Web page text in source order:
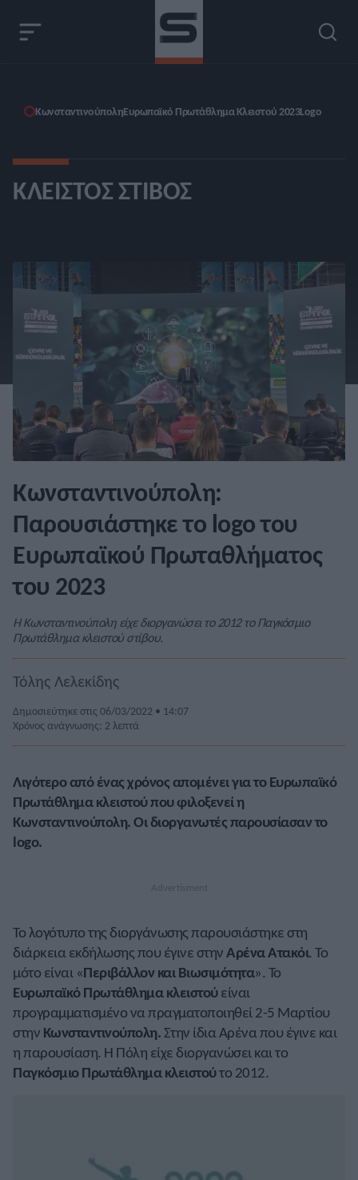
ΚωνσταντινούποληΕυρωπαϊκό Πρωτάθλημα Κλειστού 2023Logo
ΚΛΕΙΣΤΌΣ ΣΤΊΒΟΣ
Κωνσταντινούπολη:
Παρουσιάστηκε το logo του
Ευρωπαϊκού Πρωταθλήματος
του 2023
Η Κωνσταντινούπολη είχε διοργανώσει το 2012 το Παγκόσμιο
Πρωτάθλημα κλειστού στίβου.
Τόλης Λελεκίδης
Δημοσιεύτηκε στις 06/03/2022 • 14:07
Χρόνος ανάγνωσης: 2 λεπτά
Λιγότερο από ένας χρόνος απομένει για το Ευρωπαϊκό
Πρωτάθλημα κλειστού που φιλοξενεί η
Κωνσταντινούπολη. Οι διοργανωτές παρουσίασαν το
logo.
Το λογότυπο της διοργάνωσης παρουσιάστηκε στη
διάρκεια εκδήλωσης που έγινε στηνΑρένα Ατακόι. Το
μότο είναι «Περιβάλλον και Βιωσιμότητα». Το
Ευρωπαϊκό Πρωτάθλημα κλειστούείναι
προγραμματισμένο να πραγματοποιηθεί 2-5 Μαρτίου
στην Κωνσταντινούπολη.Στην ίδια Αρένα που έγινε και
η παρουσίαση. Η Πόλη είχε διοργανώσει και το
Παγκόσμιο Πρωτάθλημα κλειστούτο 2012.